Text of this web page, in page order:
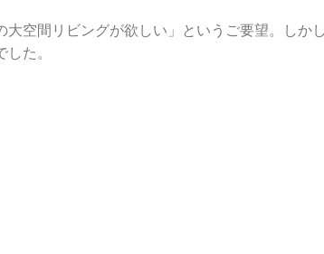
大空間リビングが欲しい」というご要望。しか
た。